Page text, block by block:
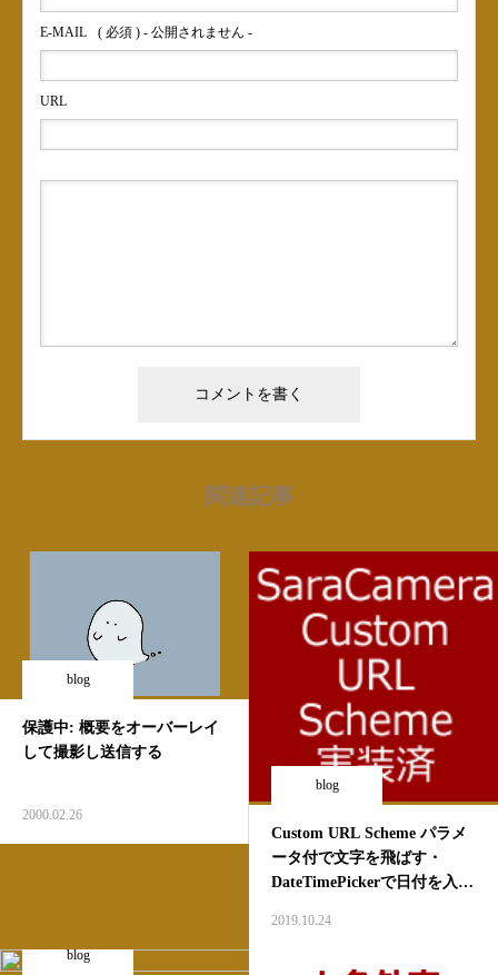
E-MAIL ( 必須 ) - 公開されません -
URL
関連記事
blog
保護中: 概要をオーバーレイ
して撮影し送信する
2000.02.26
blog
Custom URL Scheme パラメ
ータ付で文字を飛ばす・
DateTimePickerで日付を入れ
2019.10.24
blog